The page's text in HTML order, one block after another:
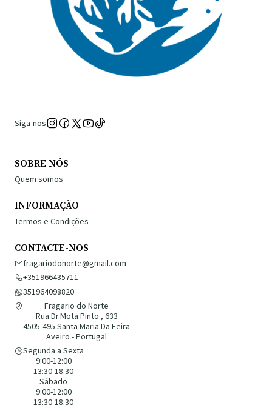
Siga-nos
SOBRE NÓS
Quem somos
INFORMAÇÃO
Termos e Condições
CONTACTE-NOS
fragariodonorte@gmail.com
+351966435711
351964098820
Fragario do Norte
Rua Dr.Mota Pinto , 633
4505-495 Santa Maria Da Feira
Aveiro - Portugal
Segunda a Sexta
9:00-12:00
13:30-18:30
Sábado
9:00-12:00
13:30-18:30